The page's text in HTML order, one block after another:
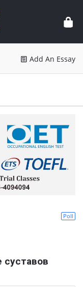
Add An Essay
Poll
суставов